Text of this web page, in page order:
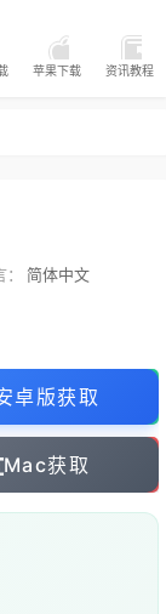
苹果下载 资讯教程
简体中文
卓版获取
Mac获取